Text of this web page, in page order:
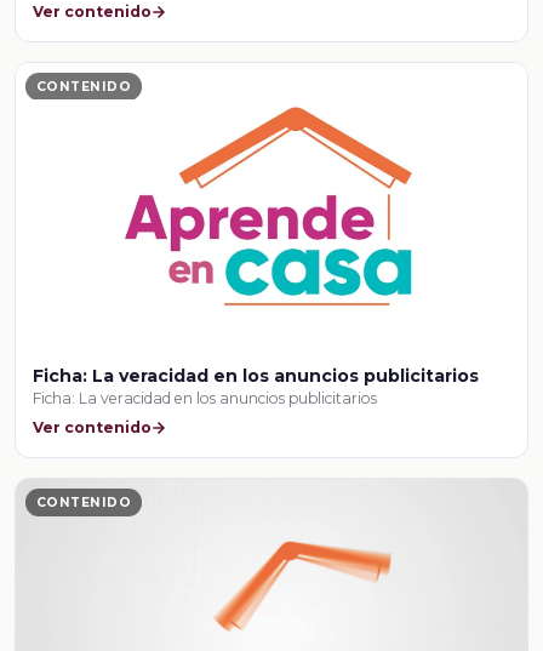
Ver contenido
CONTENIDO
Ficha: La veracidad en los anuncios publicitarios
Ficha: La veracidad en los anuncios publicitarios
Ver contenido
CONTENIDO